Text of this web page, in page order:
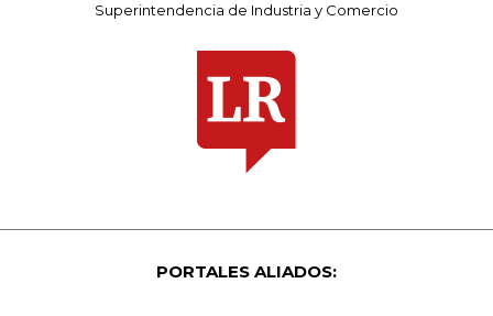
Superintendencia de Industria y Comercio
PORTALES ALIADOS: